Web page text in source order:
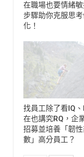
在職場也要情緒
步驟助你克服思
化！
找員工除了看IQ、
在也講究RQ，企
招募並培養「韌
數」高分員工？